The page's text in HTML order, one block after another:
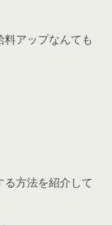
アップなんても
方法を紹介して